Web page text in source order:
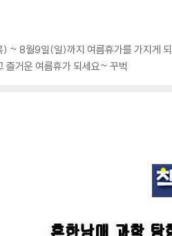
월9일(일)까지 여름휴가를 가지게 되
즐거운 여름휴가 되세요~ 꾸벅